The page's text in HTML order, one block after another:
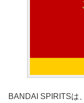
BANDAI SPIRITSは